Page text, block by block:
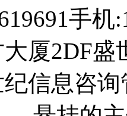
手机
厦2DF盛
信息咨